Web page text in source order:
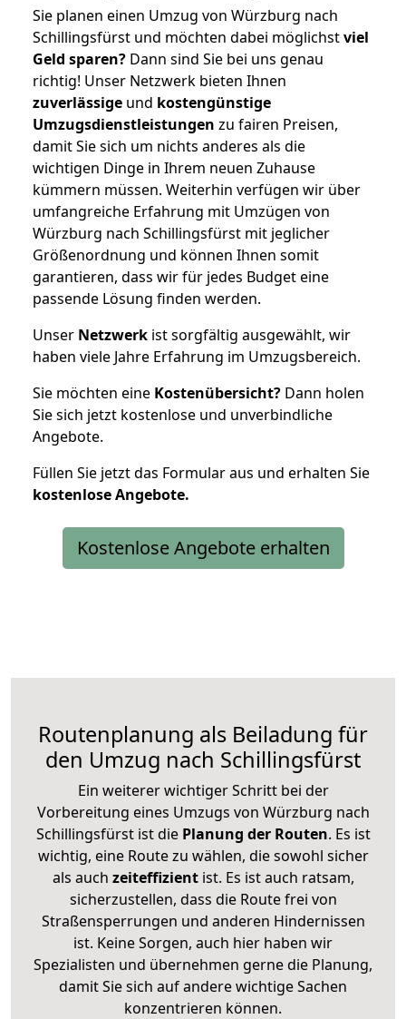
Sie planen einen Umzug von Würzburg nach
Schillingsfürst und möchten dabei möglichstviel
Geld sparen? Dann sind Sie bei uns genau
richtig! Unser Netzwerk bieten Ihnen
zuverlässige und kostengünstige
Umzugsdienstleistungen zu fairen Preisen,
damit Sie sich um nichts anderes als die
wichtigen Dinge in Ihrem neuen Zuhause
kümmern müssen. Weiterhin verfügen wir über
umfangreiche Erfahrung mit Umzügen von
Würzburg nach Schillingsfürst mit jeglicher
Größenordnung und können Ihnen somit
garantieren, dass wir für jedes Budget eine
passende Lösung finden werden.
Unser Netzwerk ist sorgfältig ausgewählt, wir
haben viele Jahre Erfahrung im Umzugsbereich.
Sie möchten eine Kostenübersicht? Dann holen
Sie sich jetzt kostenlose und unverbindliche
Angebote.
Füllen Sie jetzt das Formular aus und erhalten Sie
kostenloseAngebote.
Kostenlose Angebote erhalten
Routenplanung als Beiladung für
den Umzug nach Schillingsfürst
Ein weiterer wichtiger Schritt bei der
Vorbereitung eines Umzugs von Würzburg nach
Schillingsfürst ist diePlanung der Routen. Es ist
wichtig, eine Route zu wählen, die sowohl sicher
als auch zeiteffizientist. Es ist auch ratsam,
sicherzustellen, dass die Route frei von
Straßensperrungen und anderen Hindernissen
ist. Keine Sorgen, auch hier haben wir
Spezialisten und übernehmen gerne die Planung,
damit Sie sich auf andere wichtige Sachen
konzentrieren können.